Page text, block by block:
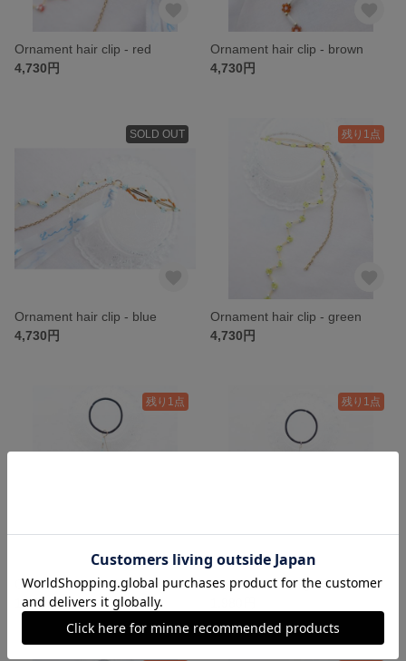
Ornament hair clip - red
4,730円
Ornament hair clip - brown
4,730円
SOLD OUT
Ornament hair clip - blue
4,730円
残り1点
Ornament hair clip - green
4,730円
残り1点
Christmas tree light hair tie- blue
1,980円
残り1点
Christmas tree light hair tie- silver